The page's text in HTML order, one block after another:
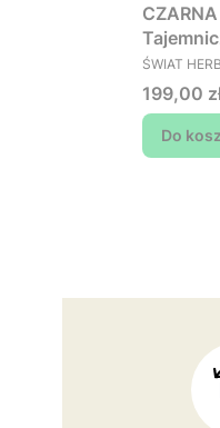
Kawowy
min. 250
199 zł)
ŚWIAT
Cena
199,00
Do